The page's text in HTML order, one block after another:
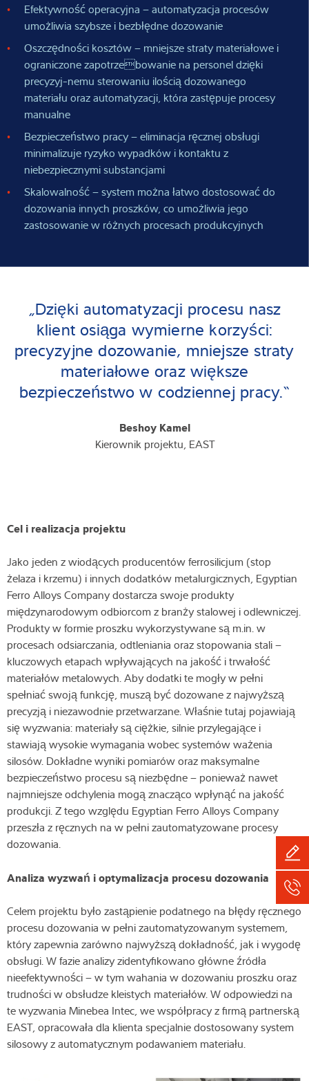
Efektywność operacyjna – automatyzacja procesów
umożliwia szybsze i bezbłędne dozowanie
Oszczędności kosztów – mniejsze straty materiałowe i
ograniczone zapotrzebowanie na personel dzięki
precyzyj-nemu sterowaniu ilością dozowanego
materiału oraz automatyzacji, która zastępuje procesy
manualne
Bezpieczeństwo pracy – eliminacja ręcznej obsługi
minimalizuje ryzyko wypadków i kontaktu z
niebezpiecznymi substancjami
Skalowalność – system można łatwo dostosować do
dozowania innych proszków, co umożliwia jego
zastosowanie w różnych procesach produkcyjnych
„Dzięki automatyzacji procesu nasz
klient osiąga wymierne korzyści:
precyzyjne dozowanie, mniejsze straty
materiałowe oraz większe
bezpieczeństwo w codziennej pracy.“
Beshoy Kamel
Kierownik projektu, EAST
Cel i realizacja projektu
Jako jeden z wiodących producentów ferrosilicjum (stop
żelaza i krzemu) i innych dodatków metalurgicznych, Egyptian
Ferro Alloys Company dostarcza swoje produkty
międzynarodowym odbiorcom z branży stalowej i odlewniczej.
Produkty w formie proszku wykorzystywane są m.in. w
procesach odsiarczania, odtleniania oraz stopowania stali –
kluczowych etapach wpływających na jakość i trwałość
materiałów metalowych. Aby dodatki te mogły w pełni
spełniać swoją funkcję, muszą być dozowane z najwyższą
precyzją i niezawodnie przetwarzane. Właśnie tutaj pojawiają
się wyzwania: materiały są ciężkie, silnie przylegające i
stawiają wysokie wymagania wobec systemów ważenia
silosów. Dokładne wyniki pomiarów oraz maksymalne
bezpieczeństwo procesu są niezbędne – ponieważ nawet
najmniejsze odchylenia mogą znacząco wpłynąć na jakość
produkcji. Z tego względu Egyptian Ferro Alloys Company
przeszła z ręcznych na w pełni zautomatyzowane procesy
dozowania.
Analiza wyzwań i optymalizacja procesu dozowania
Celem projektu było zastąpienie podatnego na błędy ręcznego
procesu dozowania w pełni zautomatyzowanym systemem,
który zapewnia zarówno najwyższą dokładność, jak i wygodę
obsługi. W fazie analizy zidentyfikowano główne źródła
nieefektywności – w tym wahania w dozowaniu proszku oraz
trudności w obsłudze kleistych materiałów. W odpowiedzi na
te wyzwania Minebea Intec, we współpracy z firmą partnerską
EAST, opracowała dla klienta specjalnie dostosowany system
silosowy z automatycznym podawaniem materiału.